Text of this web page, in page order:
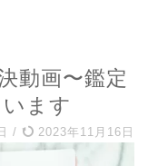
動画〜鑑定
ます
/ 2023年11月16日